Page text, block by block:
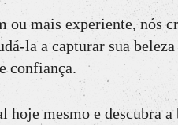
ou mais experiente, nós
la a capturar sua
confiança.
hoje mesmo e descubra a